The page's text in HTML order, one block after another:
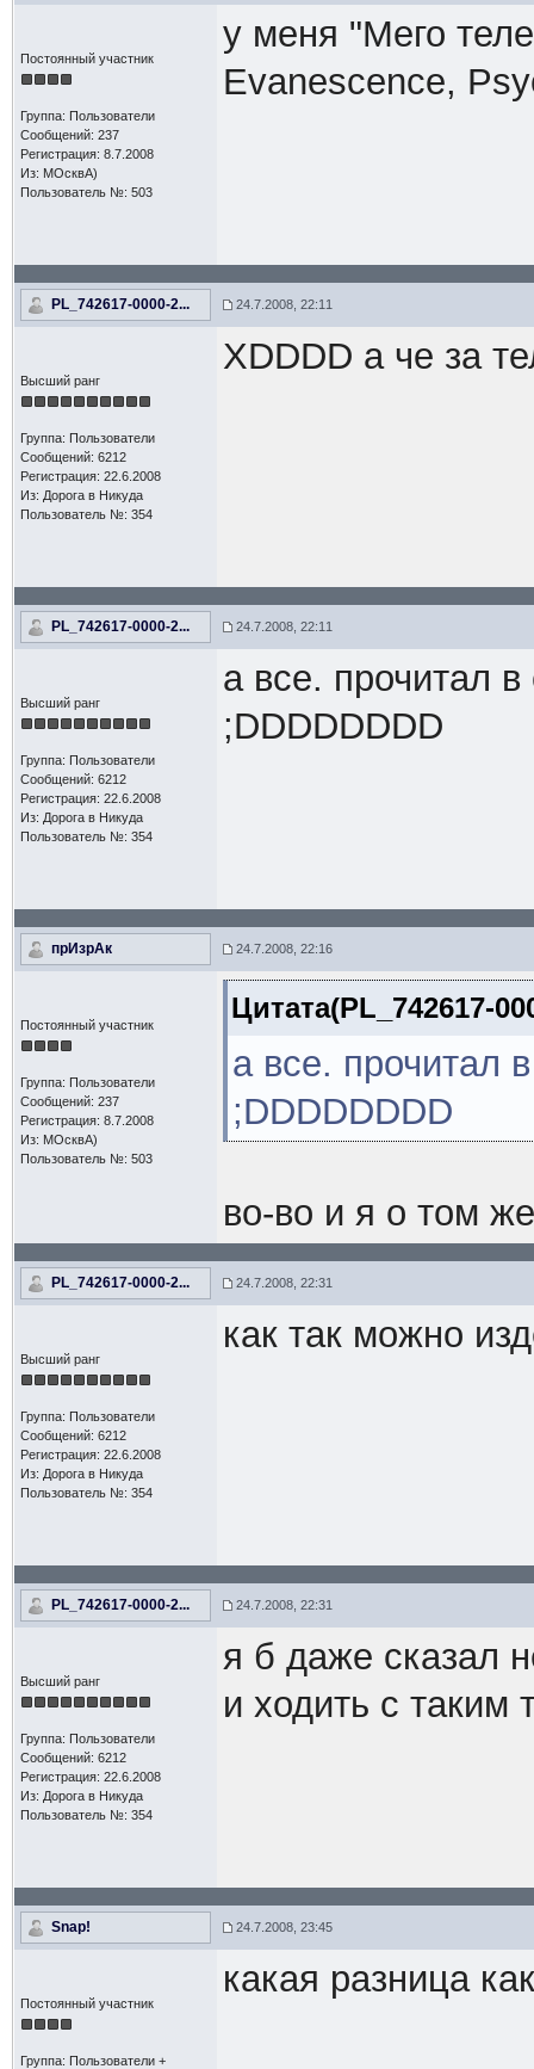
Постоянный участник
Группа: Пользователи
Сообщений: 237
Регистрация: 8.7.2008
Из: МОсквА)
Пользователь №: 503
у меня "Мего
Evanescence,
PL_742617-0000-2... 24.7.2008, 22:11
Высший ранг
Группа: Пользователи
Сообщений: 6212
Регистрация: 22.6.2008
Из: Дорога в Никуда
Пользователь №: 354
XDDDD а че за
PL_742617-0000-2... 24.7.2008, 22:11
Высший ранг
Группа: Пользователи
Сообщений: 6212
Регистрация: 22.6.2008
Из: Дорога в Никуда
Пользователь №: 354
а все. прочитал
;DDDDDDDD
прИзрАк 24.7.2008, 22:16
Постоянный участник
Группа: Пользователи
Сообщений: 237
Регистрация: 8.7.2008
Из: МОсквА)
Пользователь №: 503
Цитата(PL_742617-
а все. прочитал
;DDDDDDDD
во-во и я о том
PL_742617-0000-2... 24.7.2008, 22:31
Высший ранг
Группа: Пользователи
Сообщений: 6212
Регистрация: 22.6.2008
Из: Дорога в Никуда
Пользователь №: 354
как так можно
PL_742617-0000-2... 24.7.2008, 22:31
Высший ранг
Группа: Пользователи
Сообщений: 6212
Регистрация: 22.6.2008
Из: Дорога в Никуда
Пользователь №: 354
я б даже сказал
и ходить с таким
Snap! 24.7.2008, 23:45
Постоянный участник
Группа: Пользователи +
какая разница